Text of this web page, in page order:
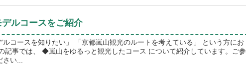
ルコースをご紹介
コースを知りたい」 「京都嵐山観光のルートを考えている」 という方にお
さい...